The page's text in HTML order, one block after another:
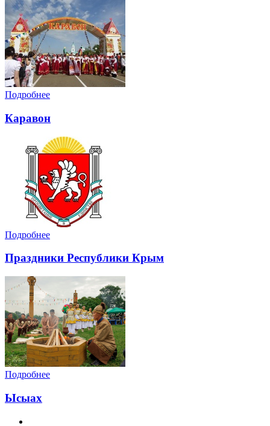
Подробнее
Каравон
Подробнее
Праздники Республики Крым
Подробнее
Ысыах